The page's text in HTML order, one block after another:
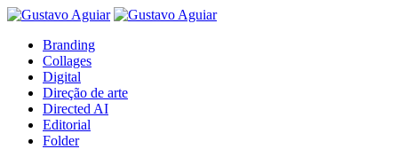
Branding
Collages
Digital
Direção de arte
Directed AI
Editorial
Folder